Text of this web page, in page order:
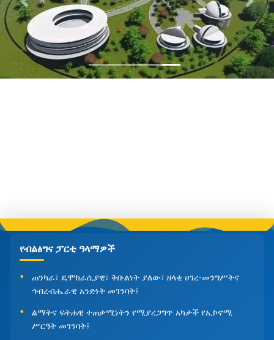
Previous Next
የብልፅግና ፓርቲ ዓላማዎች
ጠንካራ፣ ዴሞክራሲያዊ፣ ቅቡልነት ያለው፣ ዘላቂ ሀገረ-መንግሥትና
ኅብረብሔራዊ አንድነት መገንባት፤
ልማትና ፍትሐዊ ተጠቃሚነትን የሚያረጋግጥ አካታች የኢኮኖሚ
ሥርዓት መገንባት፤